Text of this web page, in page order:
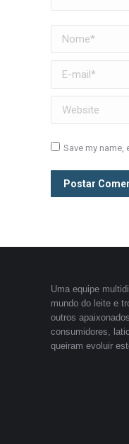
Nome *
E-mail *
Website
Save my name,
Postar
Uma equipe
mundo do leite e
outros
consumidores,
queiram evoluir